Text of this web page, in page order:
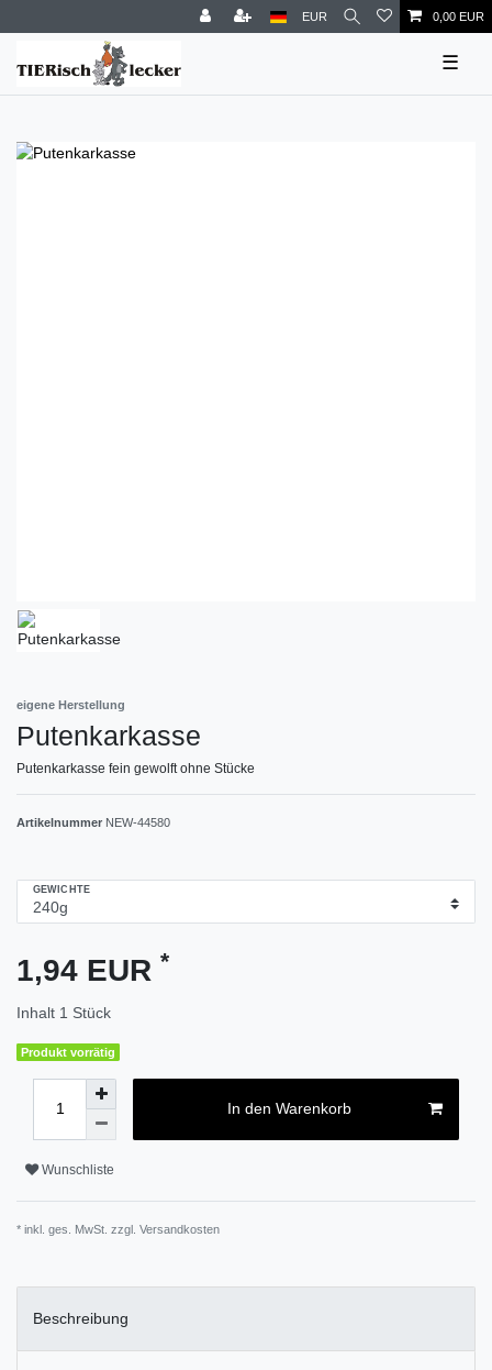
EUR 0,00 EUR
☰
eigene Herstellung
Putenkarkasse
Putenkarkasse fein gewolft ohne Stücke
Artikelnummer NEW-44580
GEWICHTE
1,94 EUR *
Inhalt 1 Stück
Produkt vorrätig
In den Warenkorb
Wunschliste
* inkl. ges. MwSt. zzgl. Versandkosten
Beschreibung